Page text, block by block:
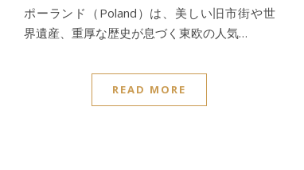
ポーランド（Poland）は、美しい旧市街や世
界遺産、重厚な歴史が息づく東欧の人気…
READ MORE